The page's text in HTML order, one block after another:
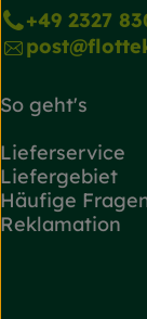
+49 2327
So geht's
Lieferservice
Liefergebiet
Häufige
Reklamation